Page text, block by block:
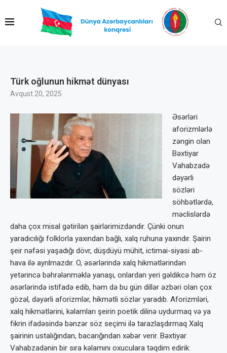
Türk oğlunun hikmət dünyası
Avqust 20, 2025
Əsərləri
aforizmlərlə
zəngin olan
Bəxtiyar
Vahabzadə
dəyərli
sözləri
söhbətlərdə,
məclislərdə
daha çox misal gətirilən şairlərimizdəndir. Çünki onun
yaradıcılığı folklorla yaxından bağlı, xalq ruhuna yaxındır. Şairin
şeir nəfəsi yaşadığı dövr, düşdüyü mühit, ictimai-siyasi ab-
hava ilə ayrılmazdır. O, əsərlərində xalq hikmətlərindən
yetərincə bəhrələnməklə yanaşı, onlardan yeri gəldikcə həm öz
əsərlərində istifadə edib, həm də bu gün dillər əzbəri olan çox
gözəl, dəyərli aforizmlər, hikmətli sözlər yaradıb. Aforizmləri,
xalq hikmətlərini, kəlamları şeirin poetik dilinə uydurmaq və ya
fikrin ifadəsində bənzər söz seçimi ilə tarazlaşdırmaq Xalq
şairinin ustalığından, bacarığından xəbər verir. Bəxtiyar
Vahabzadənin bir sıra kəlamını oxuculara təqdim edirik: